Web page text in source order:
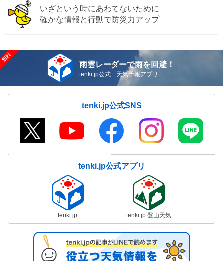
いざという時にあわてないために
確かな情報と行動で防災力アップ
雨雲レーダーで雨を回避！
tenki.jp公式 天気予報アプリ
tenki.jp公式SNS
tenki.jp公式アプリ
tenki.jp tenki.jp 登山天気